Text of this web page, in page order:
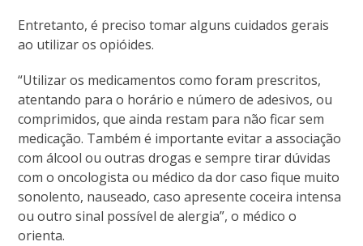
Entretanto, é preciso tomar alguns cuidados gerais
ao utilizar os opióides.
“Utilizar os medicamentos como foram prescritos,
atentando para o horário e número de adesivos, ou
comprimidos, que ainda restam para não ficar sem
medicação. Também é importante evitar a associação
com álcool ou outras drogas e sempre tirar dúvidas
com o oncologista ou médico da dor caso fique muito
sonolento, nauseado, caso apresente coceira intensa
ou outro sinal possível de alergia”, o médico o
orienta.